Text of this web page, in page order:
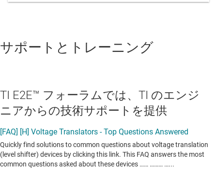
サポートとトレーニング
TI E2E™ フォーラムでは、TI のエンジ
ニアからの技術サポートを提供